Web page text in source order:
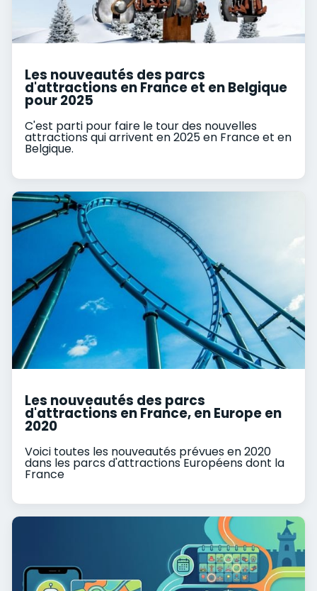
Les nouveautés des parcs
d'attractions en France et en Belgique
pour 2025
C'est parti pour faire le tour des nouvelles
attractions qui arrivent en 2025 en France et en
Belgique.
Les nouveautés des parcs
d'attractions en France, en Europe en
2020
Voici toutes les nouveautés prévues en 2020
dans les parcs d'attractions Européens dont la
France